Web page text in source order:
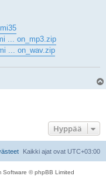
... on_mp3.zip
... on_wav.zip
Hyppää
Kaikki ajat ovat UTC+03:00
Software © phpBB Limited